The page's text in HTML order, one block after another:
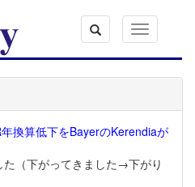
Toggle
navigation
換算低下をBayerのKerendiaが
た（下がってきました→下がり